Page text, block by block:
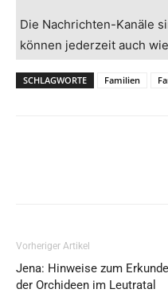
Die Nachrichten-Kanäle
können jederzeit auch
SCHLAGWORTE Familien
Vorheriger Artikel
Jena: Hinweise zum
der Orchideen im Leutratal